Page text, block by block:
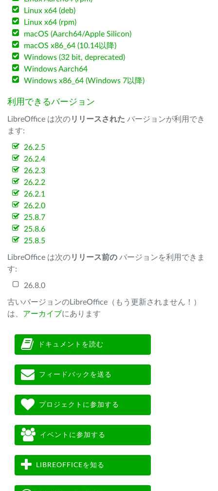
Linux x64 (deb)
Linux x64 (rpm)
macOS (Aarch64/Apple Silicon)
macOS x86_64 (10.14以降)
Windows (32 bit, deprecated)
Windows Aarch64
Windows x86_64 (Windows 7以降)
利用できるバージョン
LibreOffice は次のリリースされた バージョンが利用でき
ます:
26.2.5
26.2.4
26.2.3
26.2.2
26.2.1
26.2.0
25.8.7
25.8.6
25.8.5
LibreOffice は次のリリース前の バージョンを利用できま
す:
26.8.0
古いバージョンのLibreOffice（もう更新されません！）
は、 アーカイブにあります
ドキュメントを読む
フィードバックを送る
プロジェクトに参加する
イベントに参加する
LIBREOFFICEを知る